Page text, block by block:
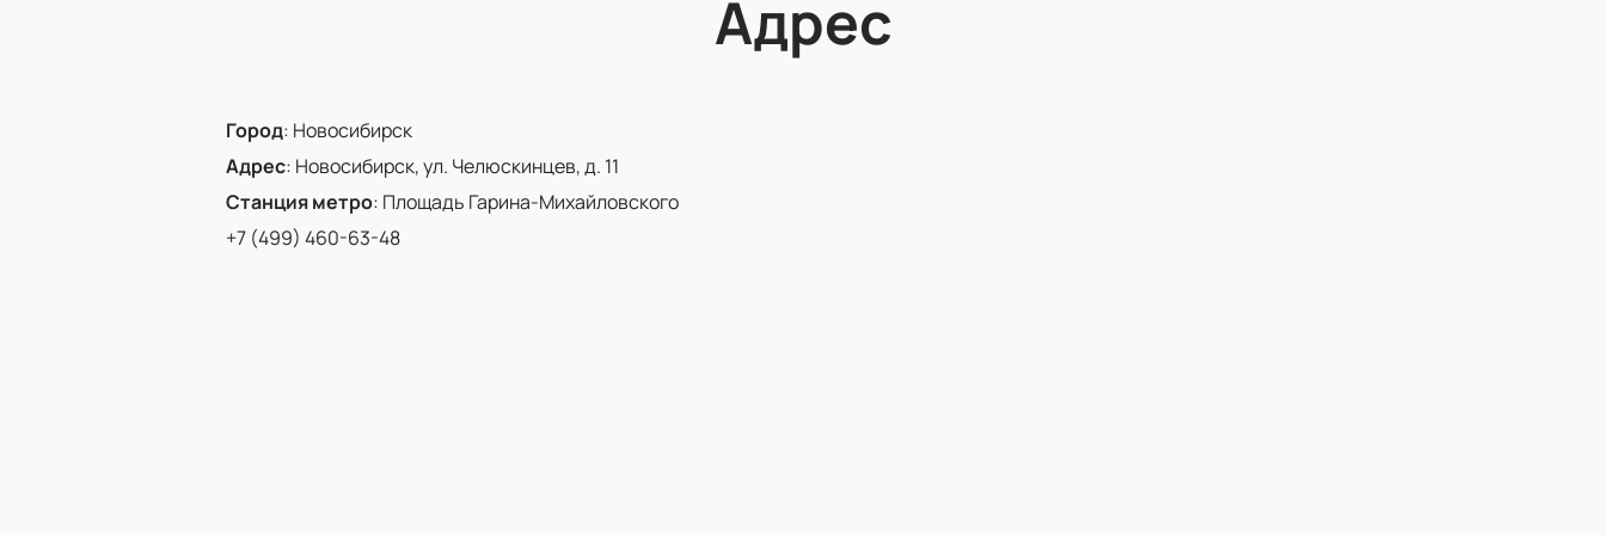
Адрес
Город: Новосибирск
Адрес: Новосибирск, ул. Челюскинцев, д. 11
Станция метро: Площадь Гарина-Михайловского
+7 (499) 460-63-48